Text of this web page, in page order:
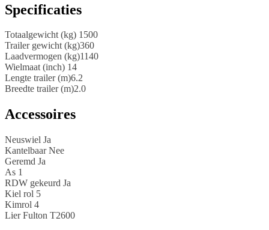
Specificaties
Totaalgewicht (kg) 1500
Trailer gewicht (kg)360
Laadvermogen (kg)1140
Wielmaat (inch) 14
Lengte trailer (m)6.2
Breedte trailer (m)2.0
Accessoires
Neuswiel Ja
Kantelbaar Nee
Geremd Ja
As 1
RDW gekeurd Ja
Kiel rol 5
Kimrol 4
Lier Fulton T2600